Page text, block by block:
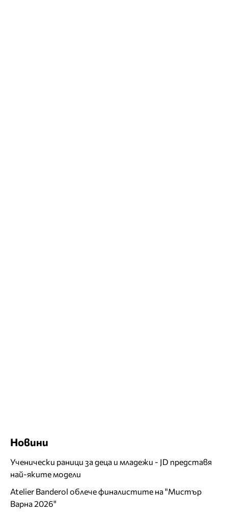
Новини
Ученически раници за деца и младежи - JD представя
най-яките модели
Atelier Banderol облече финалистите на "Мистър
Варна 2026"